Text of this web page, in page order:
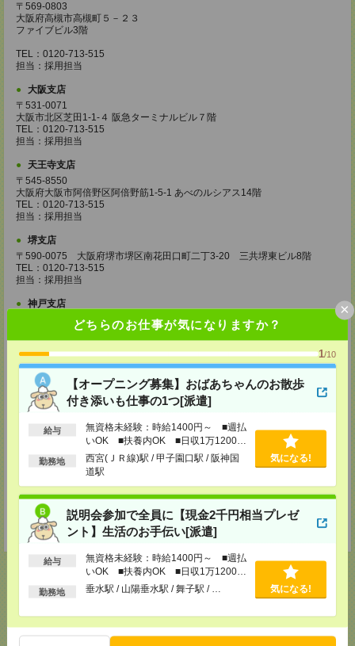
どちらのお仕事が気になりますか？
1/10
【オープニング募集】おばあちゃんのお散歩
付き添いも仕事の1つ[派遣]
給与
無資格未経験：時給1400円～ ■週払
いOK ■扶養内OK ■日収1万1200円
以上
勤務地
西宮(ＪＲ線)駅 / 甲子園口駅 / 阪神国
道駅
気になる!
説明会参加で全員に【現金2千円相当プレゼ
ント】生活のお手伝い[派遣]
給与
無資格未経験：時給1400円～ ■週払
いOK ■扶養内OK ■日収1万1200円
以上
勤務地 垂水駅 / 山陽垂水駅 / 舞子駅 / … 気になる!
×
〒569-0803
大阪府高槻市高槻町５－２３
ファイブビル3階
TEL：0120-713-515
担当：採用担当
大阪支店
〒531-0071
大阪市北区芝田1-1-４ 阪急ターミナルビル７階
TEL：0120-713-515
担当：採用担当
天王寺支店
〒545-8550
大阪府大阪市阿倍野区阿倍野筋1-5-1 あべのルシアス14階
TEL：0120-713-515
担当：採用担当
堺支店
〒590-0075 大阪府堺市堺区南花田口町二丁3-20 三共堺東ビル8階
TEL：0120-713-515
担当：採用担当
神戸支店
兵庫県神戸市中央区江戸町95 井門神戸ビル2階
TEL：0120-713-515
担当：採用担当
西宮支店
〒662-0978
兵庫県西宮市産所町４－８
TEL：0120-713-515
担当：採用担当
〒670-0902
兵庫県姫路市白銀町24 みなと銀行第一生命共同ビルディング3階
TEL：0120-713-515
担当：採用担当
応募ページへ